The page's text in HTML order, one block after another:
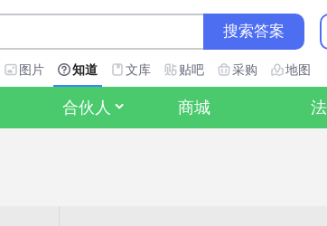
图片 知道 文库 贴吧 采购 地图
搜索答案
合伙人 商城